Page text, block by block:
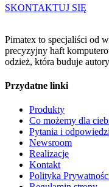
SKONTAKTUJ SIĘ
Pimatex to specjaliści od
precyzyjny haft
odzież, która buduje
Przydatne linki
Produkty
Co możemy dla
Pytania i odpowiedzi
Newsroom
Realizacje
Kontakt
Polityka